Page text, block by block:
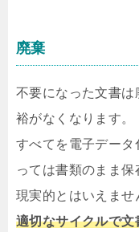
廃棄
不要になった文書
裕がなくなります。
すべてを電子データ
っては書類のまま保
現実的とはいえませ
適切なサイクルで